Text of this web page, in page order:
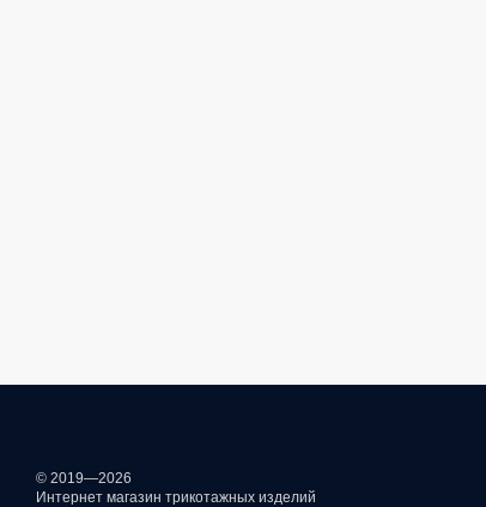
© 2019—2026
Интернет магазин трикотажных изделий